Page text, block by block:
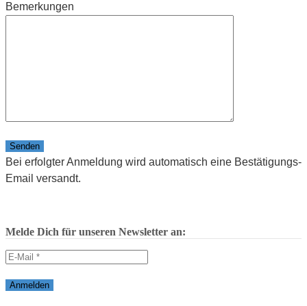
Bemerkungen
Bitte lasse dieses Feld leer.
Bei erfolgter Anmeldung wird automatisch eine Bestätigungs-
Email versandt.
Melde Dich für unseren Newsletter an: